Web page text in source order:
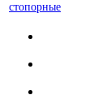
стопорные